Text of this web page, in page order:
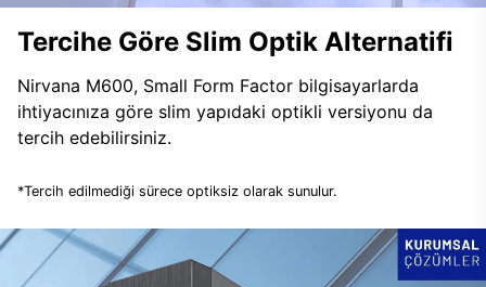
Tercihe Göre Slim Optik Alternatifi
Nirvana M600, Small Form Factor bilgisayarlarda
ihtiyacınıza göre slim yapıdaki optikli versiyonu da
tercih edebilirsiniz.
*Tercih edilmediği sürece optiksiz olarak sunulur.